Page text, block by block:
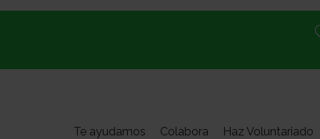
principal
Te ayudamos Colabora Haz Voluntariado